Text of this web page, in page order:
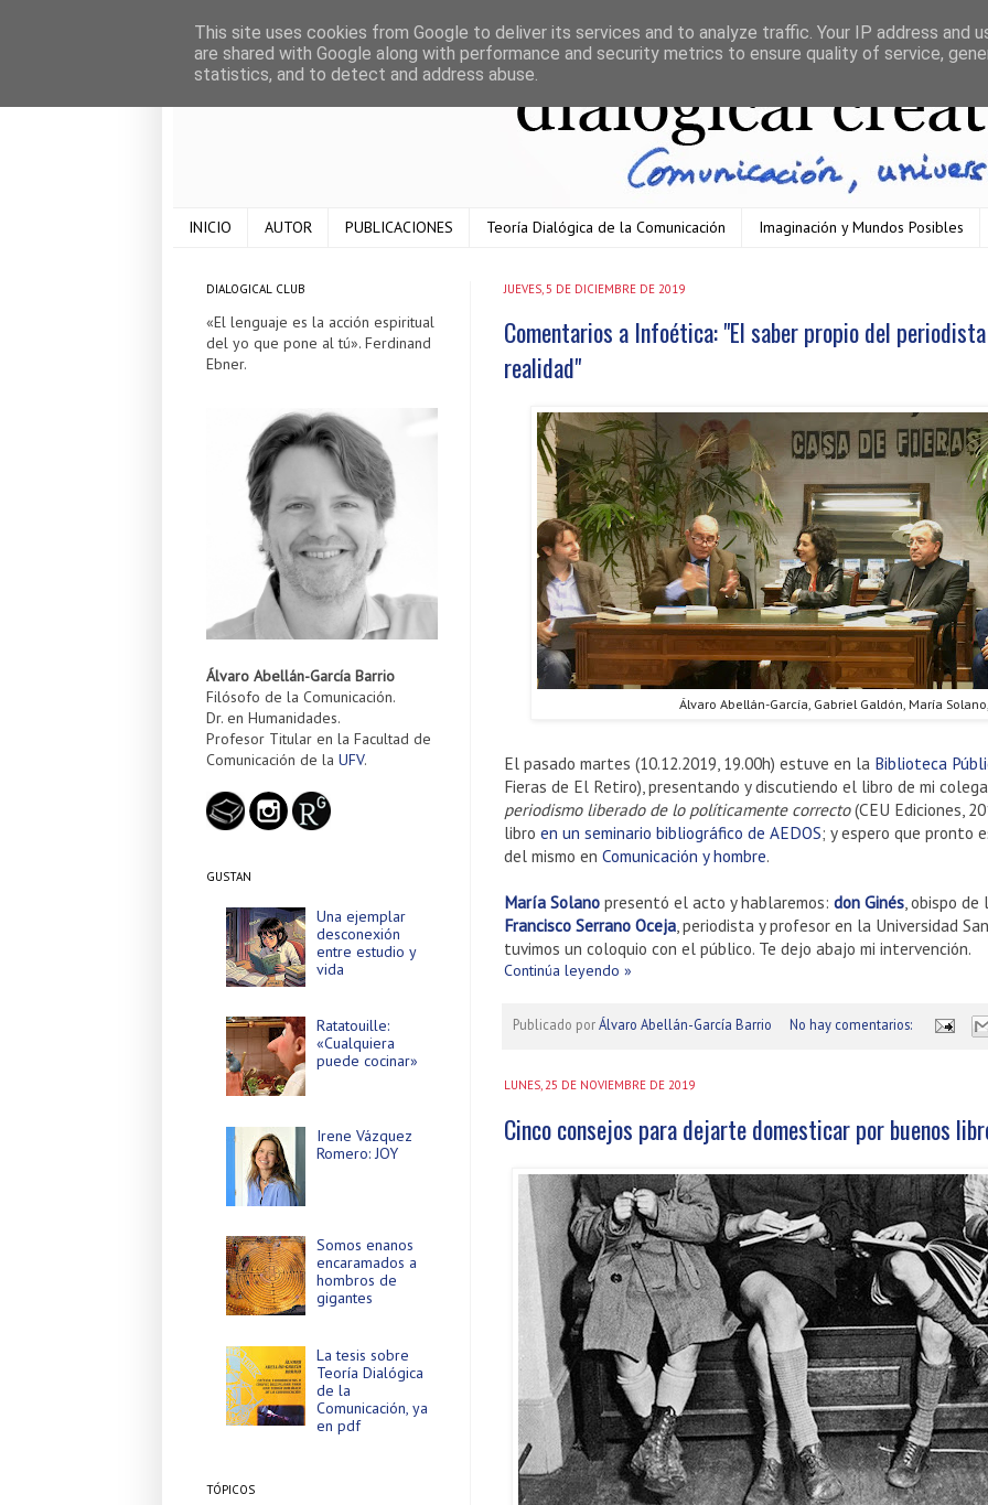
INICIO AUTOR PUBLICACIONES Teoría Dialógica de la Comunicación Imaginación y Mundos Posibles
JUEVES, 5 DE DICIEMBRE DE 2019
Comentarios a Infoética: "El saber propio del
realidad"
Álvaro Abellán-García, Gabriel Galdón, María
El pasado martes (10.12.2019, 19.00h) estuve en la Biblioteca
Fieras de El Retiro), presentando y discutiendo el libro de mi
periodismo liberado de lo políticamente correcto(CEU Ediciones,
libro en un seminario bibliográfico de AEDOS; y espero que pronto
del mismo en Comunicación y hombre.
María Solano presentó el acto y hablaremos: don Ginés , obispo
Francisco Serrano Oceja , periodista y profesor en la Universidad
tuvimos un coloquio con el público. Te dejo abajo mi intervención.
Continúa leyendo »
Publicado porÁlvaro Abellán-García Barrio No hay comentarios:
LUNES, 25 DE NOVIEMBRE DE 2019
Cinco consejos para dejarte domesticar por buenos
DIALOGICAL CLUB
«El lenguaje es la acción espiritual
del yo que pone al tú». Ferdinand
Ebner.
Álvaro Abellán-García Barrio
Filósofo de la Comunicación.
Dr. en Humanidades.
Profesor Titular en la Facultad de
Comunicación de la UFV.
GUSTAN
Una ejemplar
desconexión
entre estudio y
vida
Ratatouille:
«Cualquiera
puede cocinar»
Irene Vázquez
Romero: JOY
Somos enanos
encaramados a
hombros de
gigantes
La tesis sobre
Teoría Dialógica
de la
Comunicación, ya
en pdf
TÓPICOS
This site uses cookies from Google to deliver its services and to analyze traffic. Your IP address and
are shared with Google along with performance and security metrics to ensure quality of service,
statistics, and to detect and address abuse.